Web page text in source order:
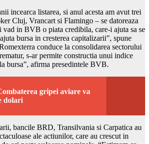
incearca listarea, si anul acesta am avut trei
Cluj, Vrancart si Flamingo – se datoreaza
in BVB o piata credibila, care-i ajuta sa se
bursa in cresterea capitalizarii”, spune
conduce la consolidarea sectorului
s-ar permite constructia unui indice
bursa”, afirma presedintele BVB.
gripei aviare va
dolari
bancile BRD, Transilvania si Carpatica au
ale actiunilor, care au crescut in